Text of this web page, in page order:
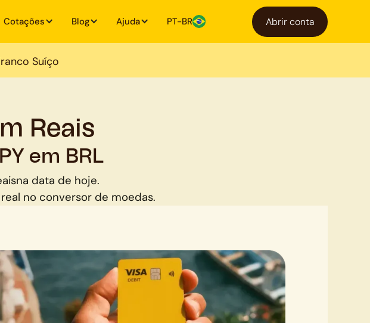
Cotações Blog Ajuda PT-BR Abrir conta
Suíço
Reais
em BRL
na data de hoje.
no conversor de moedas.